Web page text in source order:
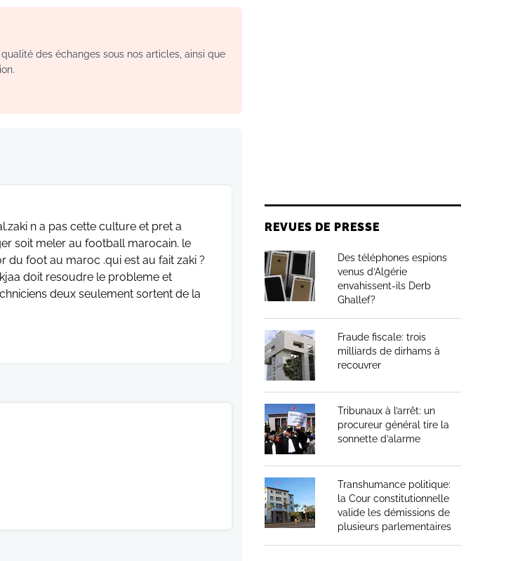
des échanges sous nos articles, ainsi que
n a pas cette culture et pret a
soit meler au football marocain. le
du foot au maroc .qui est au fait zaki ?
doit resoudre le probleme et
deux seulement sortent de la
REVUES DE PRESSE
Des téléphones espions
venus d’Algérie
envahissent-ils Derb
Ghallef?
Fraude fiscale: trois
milliards de dirhams à
recouvrer
Tribunaux à l’arrêt: un
procureur général tire la
sonnette d’alarme
Transhumance politique:
la Cour constitutionnelle
valide les démissions de
plusieurs parlementaires